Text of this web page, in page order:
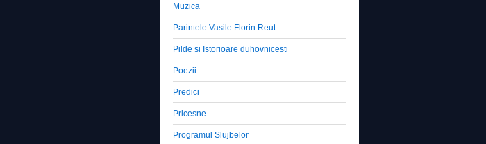
Muzica
Parintele Vasile Florin Reut
Pilde si Istorioare duhovnicesti
Poezii
Predici
Pricesne
Programul Slujbelor